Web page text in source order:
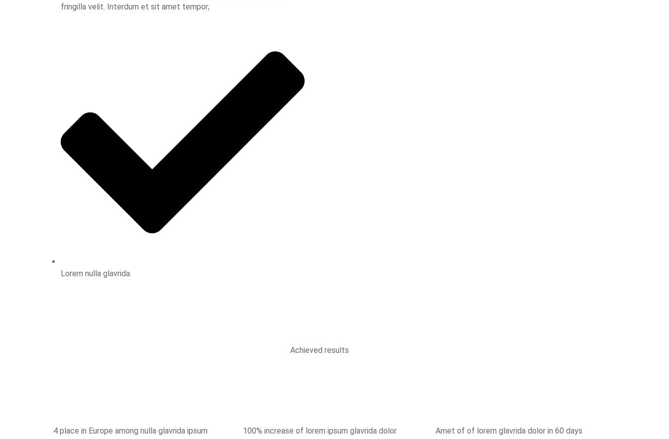
fringilla velit. Interdum et sit amet tempor;
Lorem nulla glavrida.
Achieved results
4 place in Europe among nulla glavrida ipsum
100% increase of lorem ipsum glavrida dolor
Amet of of lorem glavrida dolor in 60 days